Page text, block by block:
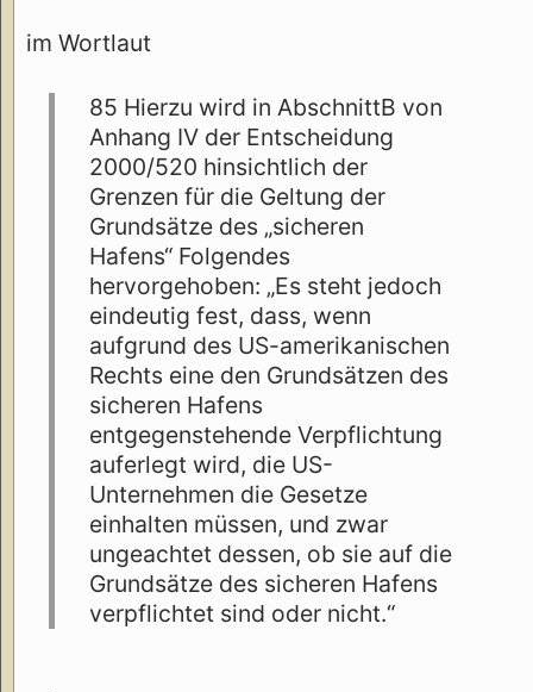
im Wortlaut
85 Hierzu wird in AbschnittB von
Anhang IV der Entscheidung
2000/520 hinsichtlich der
Grenzen für die Geltung der
Grundsätze des „sicheren
Hafens“ Folgendes
hervorgehoben: „Es steht jedoch
eindeutig fest, dass, wenn
aufgrund des US-amerikanischen
Rechts eine den Grundsätzen des
sicheren Hafens
entgegenstehende Verpflichtung
auferlegt wird, die US-
Unternehmen die Gesetze
einhalten müssen, und zwar
ungeachtet dessen, ob sie auf die
Grundsätze des sicheren Hafens
verpflichtet sind oder nicht.“